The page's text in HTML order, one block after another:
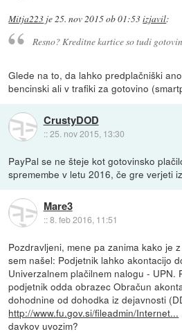
Mitja223 je25. nov 2015 ob 01:53izjavil:
Resno? Kreditne kartice so tudi
Glede na to, da lahko predplačniški
bencinski ali v trafiki za gotovino
CrustyDOD
::25. nov 2015, 13:30
PayPal se ne šteje kot gotovinsko
spremembe v letu 2016, če gre verjeti
Mare3
::8. feb 2016, 11:51
Pozdravljeni, mene pa zanima kako je
sem našel: Podjetnik lahko akontacijo
Univerzalnem plačilnem nalogu - UPN.
podjetnik odda obrazec Obračun
dohodnine od dohodka iz dejavnosti
http://www.fu.gov.si/fileadmin/Internet...
davkov uvozim?